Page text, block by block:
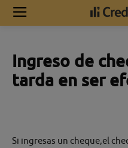
Inicio Ingreso de cheques
Ingreso de
tarda en ser
Si ingresas un cheque,el